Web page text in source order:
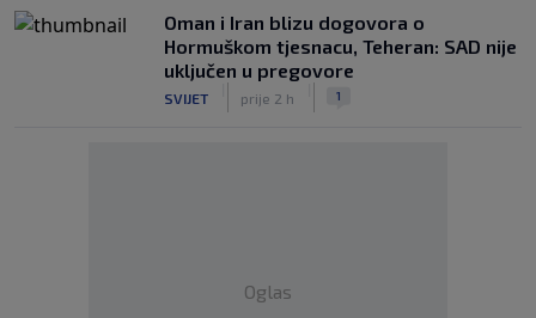
Oman i Iran blizu dogovora o
Hormuškom tjesnacu, Teheran: SAD nije
uključen u pregovore
SVIJET prije 2 h 1
Oglas